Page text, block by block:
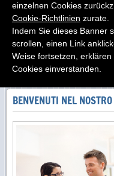
BENVENUTI NEL
einzelnen Cookies
Cookie-Richtlinien zurate.
Indem Sie dieses Banner
scrollen, einen Link
Weise fortsetzen,
Cookies einverstanden.